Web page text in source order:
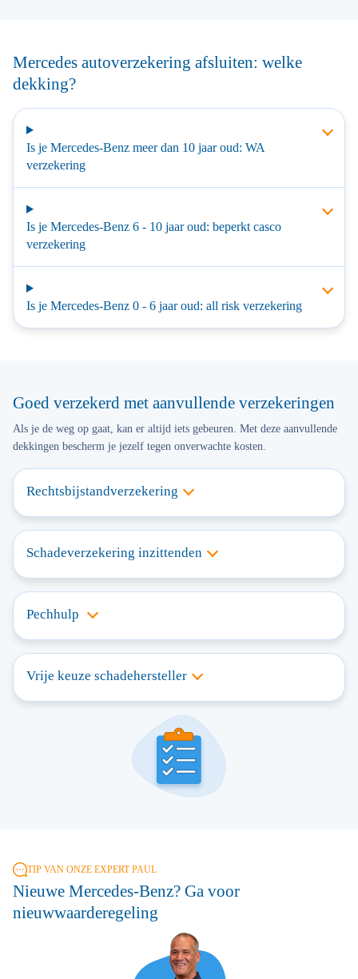
Mercedes autoverzekering afsluiten: welke
dekking?
Is je Mercedes-Benz meer dan 10 jaar oud: WA
verzekering
Is je Mercedes-Benz 6 - 10 jaar oud: beperkt casco
verzekering
Is je Mercedes-Benz 0 - 6 jaar oud: all risk verzekering
Goed verzekerd met aanvullende verzekeringen
Als je de weg op gaat, kan er altijd iets gebeuren. Met deze aanvullende
dekkingen bescherm je jezelf tegen onverwachte kosten.
Rechtsbijstandverzekering
Schadeverzekering inzittenden
Pechhulp
Vrije keuze schadehersteller
TIP VAN ONZE EXPERT PAUL
Nieuwe Mercedes-Benz? Ga voor
nieuwwaarderegeling